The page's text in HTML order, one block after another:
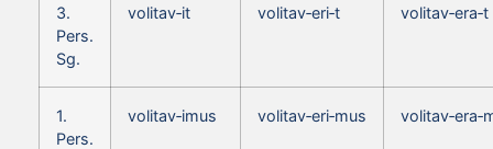
3.
Pers.
Sg.
volitav‑it volitav‑eri‑t volitav‑era‑t
1.
Pers.
volitav‑imus volitav‑eri‑mus